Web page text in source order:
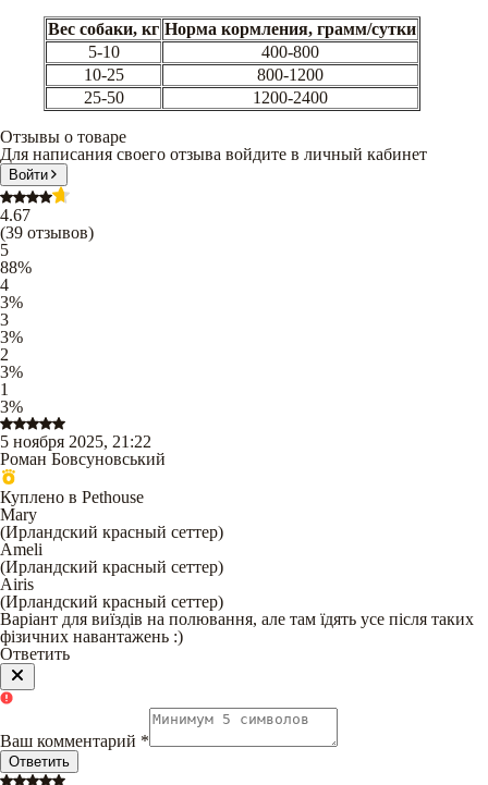
Вес собаки, кг Норма кормления, грамм/сутки
5-10
400-800
10-25
800-1200
25-50
1200-2400
Отзывы о товаре
Для написания своего отзыва войдите в личный кабинет
Войти
4.67
(39 отзывов)
5
88%
4
3%
3
3%
2
3%
1
3%
5 ноября 2025, 21:22
Роман Бовсуновський
Куплено в Pethouse
Mary
(Ирландский красный сеттер)
Ameli
(Ирландский красный сеттер)
Airis
(Ирландский красный сеттер)
Варіант для виїздів на полювання, але там їдять усе після таких
фізичних навантажень :)
Ответить
Ваш комментарий *
Ответить